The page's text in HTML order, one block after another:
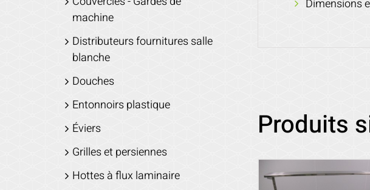
Dimensions
Produits
machine
Distributeurs fournitures salle
blanche
Douches
Entonnoirs plastique
Éviers
Grilles et persiennes
Hottes à flux laminaire